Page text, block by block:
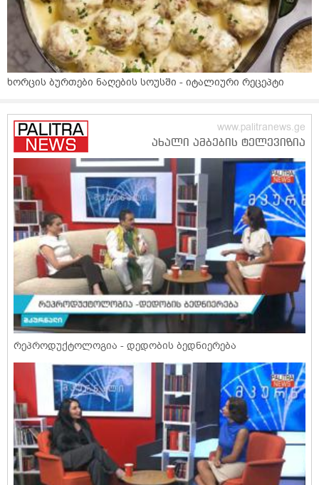
ხორცის ბურთები ნაღების სოუსში - იტალიური რეცეპტი
რეპროდუქტოლოგია - დედობის ბედნიერება